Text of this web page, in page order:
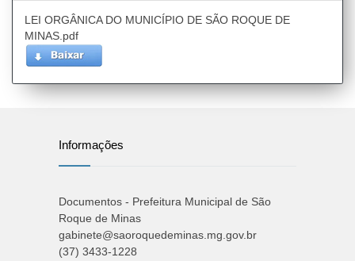
LEI ORGÂNICA DO MUNICÍPIO DE SÃO ROQUE DE
MINAS.pdf
Informações
Documentos - Prefeitura Municipal de São
Roque de Minas
gabinete@saoroquedeminas.mg.gov.br
(37) 3433-1228